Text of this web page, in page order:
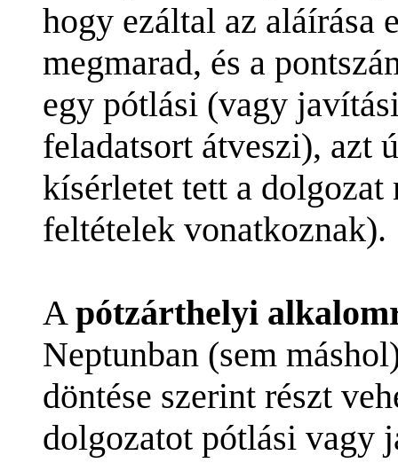
hogy ezáltal az aláírása
megmarad, és a
egy pótlási (vagy
feladatsort átveszi), azt
kísérletet tett a dolgozat
feltételek vonatkoznak).
Apótzárthelyi
Neptunban (sem
döntése szerint részt
dolgozatot pótlási vagy